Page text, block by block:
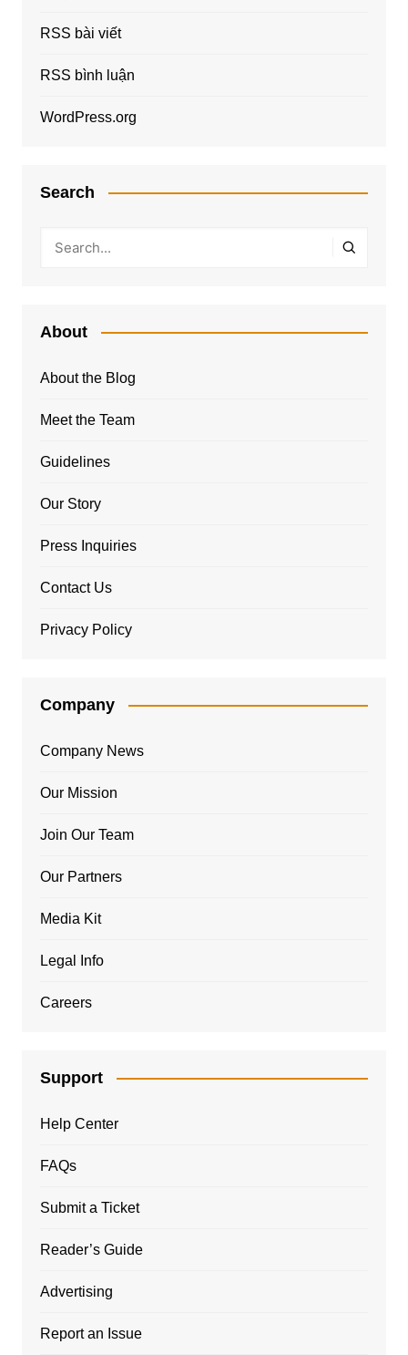
RSS bài viết
RSS bình luận
WordPress.org
Search
About
About the Blog
Meet the Team
Guidelines
Our Story
Press Inquiries
Contact Us
Privacy Policy
Company
Company News
Our Mission
Join Our Team
Our Partners
Media Kit
Legal Info
Careers
Support
Help Center
FAQs
Submit a Ticket
Reader’s Guide
Advertising
Report an Issue